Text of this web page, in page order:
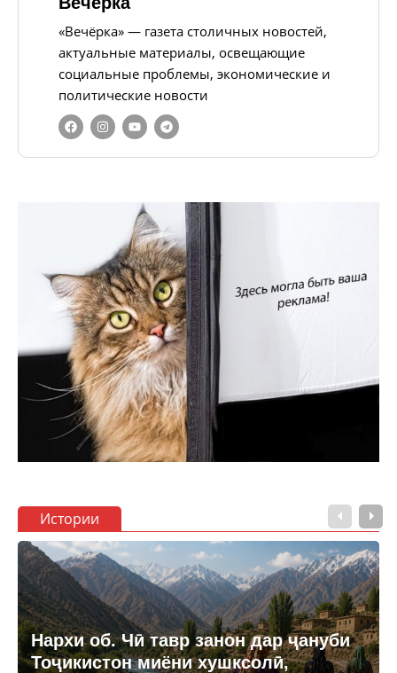
«Вечёрка» — газета столичных новостей,
актуальные материалы, освещающие
социальные проблемы, экономические и
политические новости
Истории
Нархи об. Чӣ тавр занон дар ҷануби
Тоҷикистон миёни хушксолӣ,